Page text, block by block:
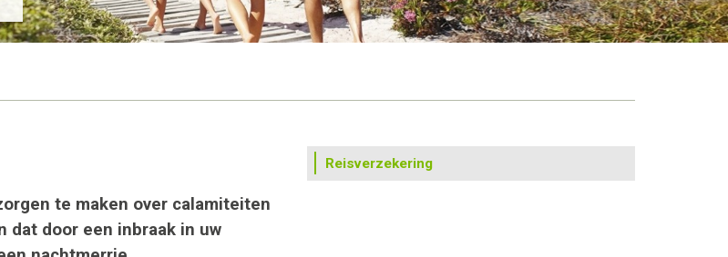
te maken over calamiteiten
dat door een inbraak in uw
Reisverzekering